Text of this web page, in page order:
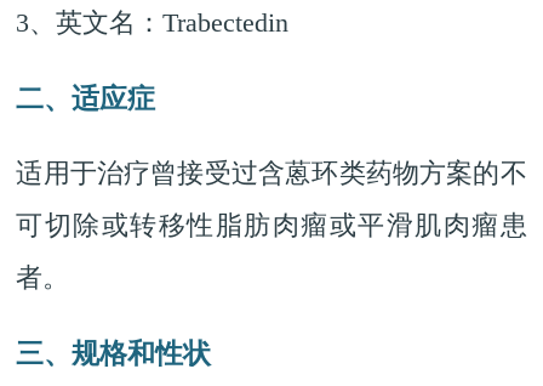
3、英文名：Trabectedin
二、适应症
适用于治疗曾接受过含蒽环类药物方案的不
可切除或转移性脂肪肉瘤或平滑肌肉瘤患
者。
三、规格和性状